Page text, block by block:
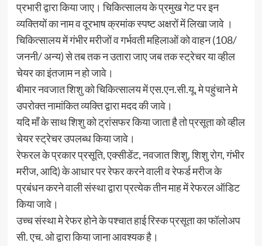
प्रभारी द्वारा किया जाए। चिकित्सालय के प्रमुख गेट पर इन
व्यक्तियों का नाम व दूरभाष क्रमांक स्पष्ट अक्षरों में लिखा जावे ।
चिकित्सालय में गंभीर मरीजों व गर्भवती महिलाओं को वाहन (108/
जननी/ अन्य) से तब तक न उतारा जाए जब तक स्ट्रेचर या व्हील
चेयर का इंतजाम न हो जावे।
बीमार नवजात शिशु को चिकित्सालय में एस.एन.सी.यू. मे पहुंचाने मे
उपरोक्त नामांकित व्यक्ति द्वारा मदद की जावे।
यदि माँ के साथ शिशु को ट्रांसफर किया जाता है तो प्रसूता को व्हील
चेयर स्ट्रेचर उपलब्ध किया जावे।
रेफरल के प्रकार प्रसूति, एक्सीडेंट, नवजात शिशु, शिशु रोग, गंभीर
मरीज, आदि) के आधार पर रेफर करने वाली व रेफर्ड मरीज के
प्रबंधन करने वाली संस्था द्वारा प्रत्येक तीन माह में रेफरल ऑडिट
किया जावे।
उच्च संस्था मे रेफर होने के पश्चात हाई रिस्क प्रसूता का फॉलोअप
सी. एच. ओ द्वारा किया जाना आवश्यक है।